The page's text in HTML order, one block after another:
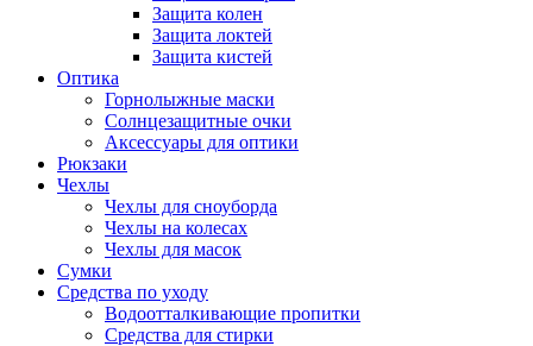
Защита колен
Защита локтей
Защита кистей
Оптика
Горнолыжные маски
Солнцезащитные очки
Аксессуары для оптики
Рюкзаки
Чехлы
Чехлы для сноуборда
Чехлы на колесах
Чехлы для масок
Сумки
Средства по уходу
Водоотталкивающие пропитки
Средства для стирки